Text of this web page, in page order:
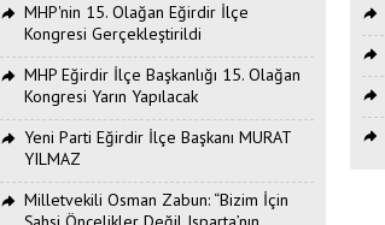
MHP'nin 15. Olağan Eğirdir İlçe
Kongresi Gerçekleştirildi
MHP Eğirdir İlçe Başkanlığı 15. Olağan
Kongresi Yarın Yapılacak
Yeni Parti Eğirdir İlçe Başkanı MURAT
YILMAZ
Milletvekili Osman Zabun: “Bizim İçin